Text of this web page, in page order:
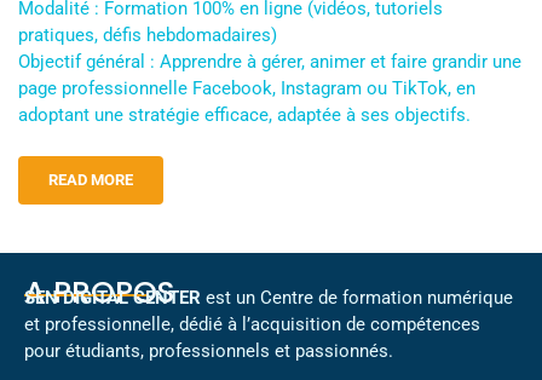
Modalité : Formation 100% en ligne (vidéos, tutoriels
pratiques, défis hebdomadaires)
Objectif général : Apprendre à gérer, animer et faire grandir une
page professionnelle Facebook, Instagram ou TikTok, en
adoptant une stratégie efficace, adaptée à ses objectifs.
READ MORE
A PROPOS
SEN DIGITAL CENTER est un Centre de formation numérique
et professionnelle, dédié à l’acquisition de compétences
pour étudiants, professionnels et passionnés.